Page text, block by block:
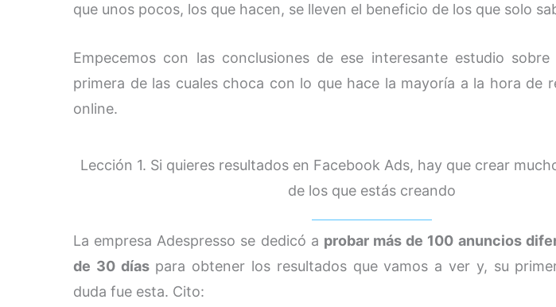
que unos pocos, los que hacen, se lleven el beneficio de los que solo
Empecemos con las conclusiones de ese interesante estudio
primera de las cuales choca con lo que hace la mayoría a la hora de
online.
Lección 1. Si quieres resultados en Facebook Ads, hay que crear
de los que estás creando
La empresa Adespresso se dedicó a probar más de 100 anuncios
de 30 díaspara obtener los resultados que vamos a ver y, su
duda fue esta. Cito: